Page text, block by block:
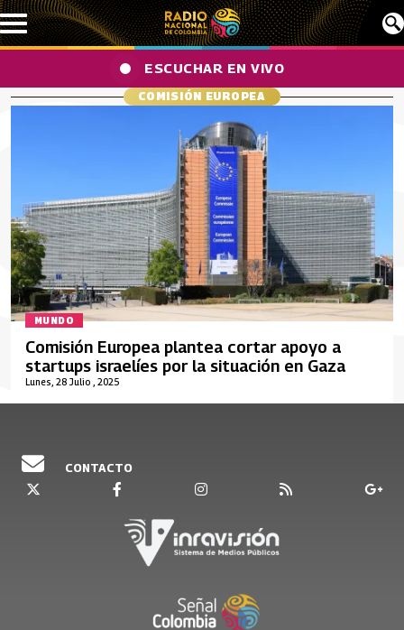
Pasar al contenido principal
ESCUCHAR EN VIVO
COMISIÓN EUROPEA
MUNDO
Lunes, 28 Julio , 2025
Comisión Europea plantea cortar apoyo a
startups israelíes por la situación en Gaza
CONTACTO